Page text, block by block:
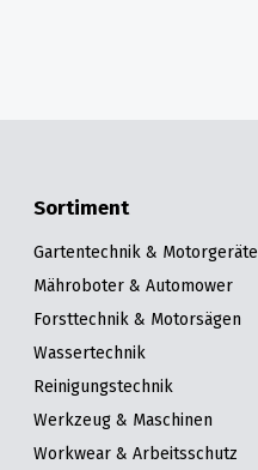
Sortiment
Gartentechnik & Motorgeräte
Mähroboter & Automower
Forsttechnik & Motorsägen
Wassertechnik
Reinigungstechnik
Werkzeug & Maschinen
Workwear & Arbeitsschutz